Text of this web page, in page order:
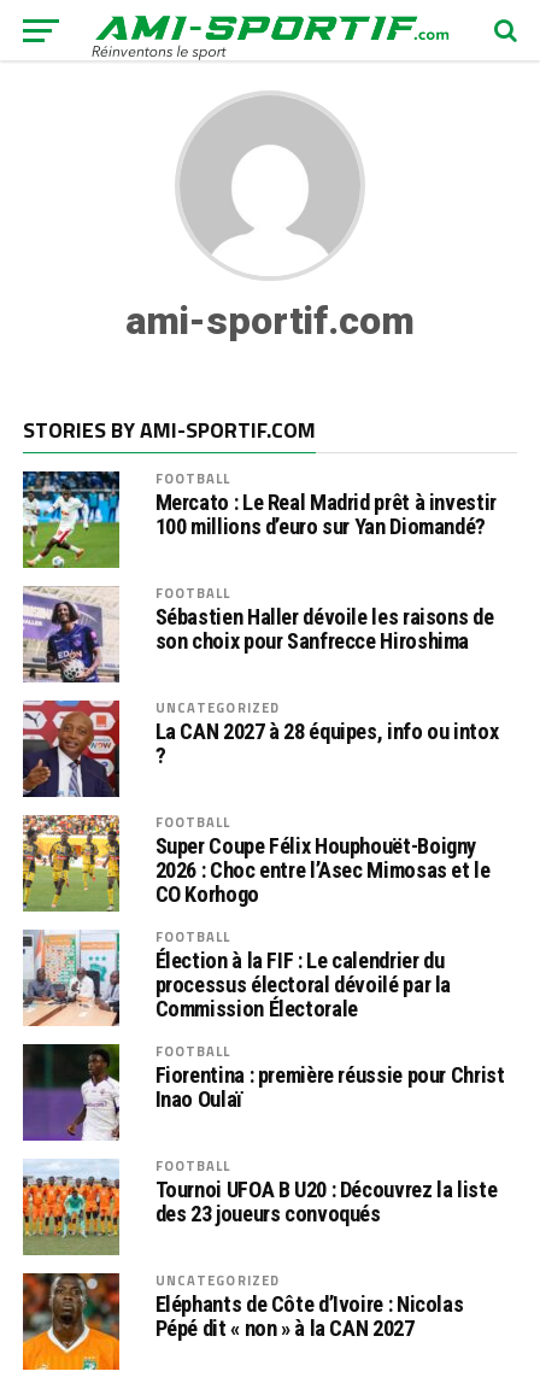
ami-sportif.com
STORIES BY AMI-SPORTIF.COM
FOOTBALL
Mercato : Le Real Madrid prêt à investir
100 millions d’euro sur Yan Diomandé?
FOOTBALL
Sébastien Haller dévoile les raisons de
son choix pour Sanfrecce Hiroshima
UNCATEGORIZED
La CAN 2027 à 28 équipes, info ou intox
?
FOOTBALL
Super Coupe Félix Houphouët-Boigny
2026 : Choc entre l’Asec Mimosas et le
CO Korhogo
FOOTBALL
Élection à la FIF : Le calendrier du
processus électoral dévoilé par la
Commission Électorale
FOOTBALL
Fiorentina : première réussie pour Christ
Inao Oulaï
FOOTBALL
Tournoi UFOA B U20 : Découvrez la liste
des 23 joueurs convoqués
UNCATEGORIZED
Eléphants de Côte d’Ivoire : Nicolas
Pépé dit « non » à la CAN 2027